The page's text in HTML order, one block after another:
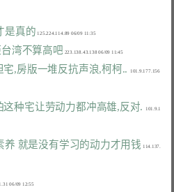
是真的 125.224.114.89 06/09 11:35
湾不算高吧 223.138.43.138 06/09 11:45
宅,房版一堆反抗声浪,柯柯..
  101.9.177.156
这种宅让劳动力都冲高雄,反对.
  101.9.1
养 就是没有学习的动力才用钱 114.137.
114.137.221.31 06/09 12:55